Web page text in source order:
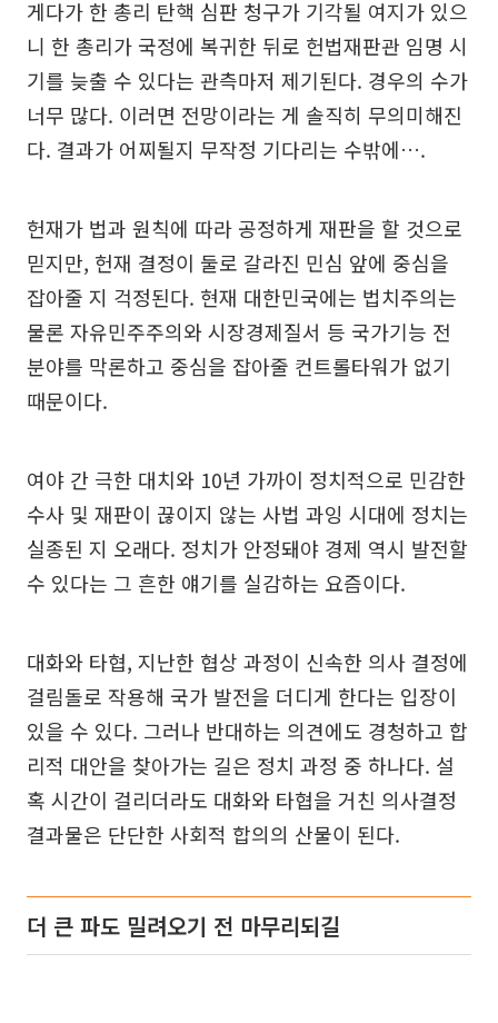
게다가 한 총리 탄핵 심판 청구가 기각될 여지가 있으
니 한 총리가 국정에 복귀한 뒤로 헌법재판관 임명 시
기를 늦출 수 있다는 관측마저 제기된다. 경우의 수가
너무 많다. 이러면 전망이라는 게 솔직히 무의미해진
다. 결과가 어찌될지 무작정 기다리는 수밖에….
헌재가 법과 원칙에 따라 공정하게 재판을 할 것으로
믿지만, 헌재 결정이 둘로 갈라진 민심 앞에 중심을
잡아줄 지 걱정된다. 현재 대한민국에는 법치주의는
물론 자유민주주의와 시장경제질서 등 국가기능 전
분야를 막론하고 중심을 잡아줄 컨트롤타워가 없기
때문이다.
여야 간 극한 대치와 10년 가까이 정치적으로 민감한
수사 및 재판이 끊이지 않는 사법 과잉 시대에 정치는
실종된 지 오래다. 정치가 안정돼야 경제 역시 발전할
수 있다는 그 흔한 얘기를 실감하는 요즘이다.
대화와 타협, 지난한 협상 과정이 신속한 의사 결정에
걸림돌로 작용해 국가 발전을 더디게 한다는 입장이
있을 수 있다. 그러나 반대하는 의견에도 경청하고 합
리적 대안을 찾아가는 길은 정치 과정 중 하나다. 설
혹 시간이 걸리더라도 대화와 타협을 거친 의사결정
결과물은 단단한 사회적 합의의 산물이 된다.
더 큰 파도 밀려오기 전 마무리되길